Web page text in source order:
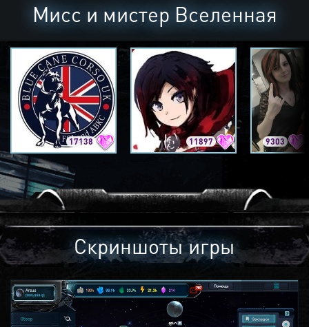
Мисс и мистер Вселенная
17138 11897 9303
Скриншоты игры